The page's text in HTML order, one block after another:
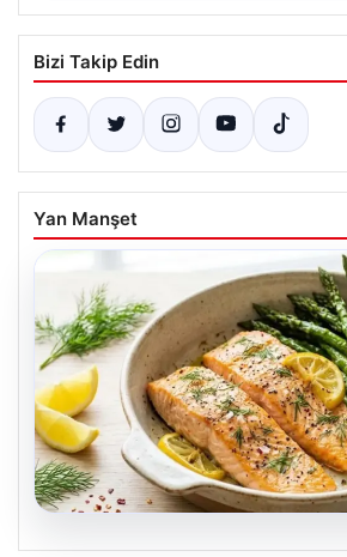
Bizi Takip Edin
Yan Manşet
07.08.2026